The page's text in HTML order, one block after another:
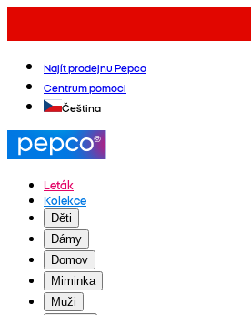
Najít prodejnu Pepco
Centrum pomoci
Čeština
Leták
Kolekce
Děti
Dámy
Domov
Miminka
Muži